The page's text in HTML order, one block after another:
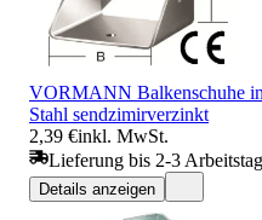
VORMANN Balkenschuhe
Stahl sendzimirverzinkt
2,39 €inkl. MwSt.
Lieferung bis 2-3
Details anzeigen